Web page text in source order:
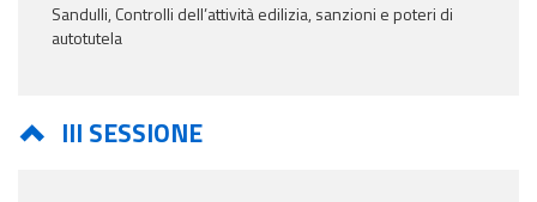
Sandulli, Controlli dell’attività edilizia, sanzioni e poteri di
autotutela
III SESSIONE